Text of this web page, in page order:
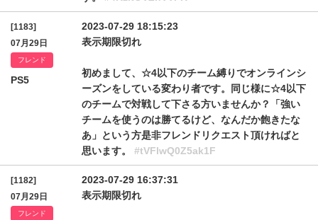
[1183]
07月29日
フレンド
PS5
2023-07-29 18:15:23
表示期限切れ
初めまして、☆4以下のチーム縛りでオンラインシ
ーズンをしている変わり者です。同じ様に☆4以下
のチームで対戦して下さる方いませんか？「強い
チームを使うのは勝てるけど、なんだか飽きたな
あ」という方是非フレンドリクエスト頂ければと
思います。 #tVFlwQ0Z5ak1F
[1182]
07月29日
フレンド
2023-07-29 16:37:31
表示期限切れ